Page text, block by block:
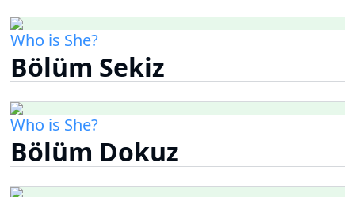
Who is She?
Bölüm Sekiz
Who is She?
Bölüm Dokuz